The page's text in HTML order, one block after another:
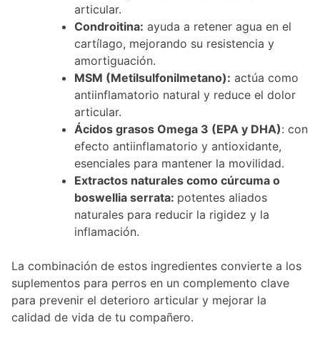
articular.
Condroitina: ayuda a retener agua en el
cartílago, mejorando su resistencia y
amortiguación.
MSM (Metilsulfonilmetano): actúa como
antiinflamatorio natural y reduce el dolor
articular.
Ácidos grasos Omega 3 (EPA y DHA): con
efecto antiinflamatorio y antioxidante,
esenciales para mantener la movilidad.
Extractos naturales como cúrcuma o
boswellia serrata: potentes aliados
naturales para reducir la rigidez y la
inflamación.
La combinación de estos ingredientes convierte a los
suplementos para perros en un complemento clave
para prevenir el deterioro articular y mejorar la
calidad de vida de tu compañero.